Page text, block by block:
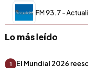
FM 93.7 -
Lo más leído
1
El Mundial 2026